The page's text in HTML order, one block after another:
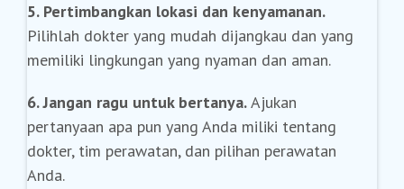
5. Pertimbangkan lokasi dan kenyamanan.
Pilihlah dokter yang mudah dijangkau dan yang
memiliki lingkungan yang nyaman dan aman.
6. Jangan ragu untuk bertanya.Ajukan
pertanyaan apa pun yang Anda miliki tentang
dokter, tim perawatan, dan pilihan perawatan
Anda.